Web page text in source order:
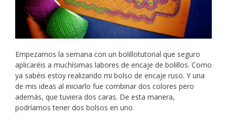
Empezamos la semana con un bolillotutorial que seguro
aplicaréis a muchísimas labores de encaje de bolillos. Como
ya sabéis estoy realizando mi bolso de encaje ruso. Y una
de mis ideas al iniciarlo fue combinar dos colores pero
además, que tuviera dos caras. De esta manera,
podríamos tener dos bolsos en uno.